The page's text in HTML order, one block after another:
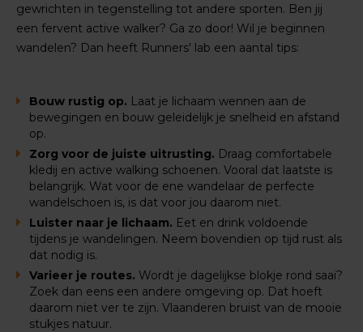
gewrichten in tegenstelling tot andere sporten. Ben jij
een fervent active walker? Ga zo door! Wil je beginnen
wandelen? Dan heeft Runners' lab een aantal tips:
Bouw rustig op. Laat je lichaam wennen aan de
bewegingen en bouw geleidelijk je snelheid en afstand
op.
Zorg voor de juiste uitrusting. Draag comfortabele
kledij en active walking schoenen. Vooral dat laatste is
belangrijk. Wat voor de ene wandelaar de perfecte
wandelschoen is, is dat voor jou daarom niet.
Luister naar je lichaam. Eet en drink voldoende
tijdens je wandelingen. Neem bovendien op tijd rust als
dat nodig is.
Varieer je routes. Wordt je dagelijkse blokje rond saai?
Zoek dan eens een andere omgeving op. Dat hoeft
daarom niet ver te zijn. Vlaanderen bruist van de mooie
stukjes natuur.